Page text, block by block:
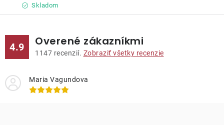
Skladom
4.9 Overené zákazníkmi
1147 recenzií. Zobraziť všetky recenzie
Maria Vagundova